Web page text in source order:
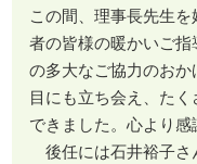
この間、理事長先生
者の皆様の暖かいご
の多大なご協力のお
目にも立ち会え、た
できました。心より感
後任には石井裕子さ